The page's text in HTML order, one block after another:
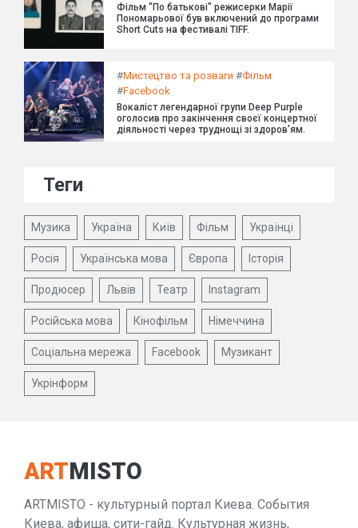
Фільм "По батькові" режисерки Марії
Пономарьової був включений до програми
Short Cuts на фестивалі TIFF.
#Мистецтво та розваги #Фільм
#Facebook
Вокаліст легендарної групи Deep Purple
оголосив про закінчення своєї концертної
діяльності через труднощі зі здоров'ям.
Теги
Музика Україна Київ Фільм Українці
Росія Українська мова Європа Історія
Продюсер Львів Театр Instagram
Російська мова Кінофільм Німеччина
Соціальна мережа Facebook Музикант
Укрінформ
ARTMISTO
ARTMISTO - культурный портал Киева. События
Киева, афиша, сити-гайд. Культурная жизнь,